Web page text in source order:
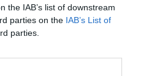
the IAB’s list of downstream
parties on the IAB’s List of
parties.